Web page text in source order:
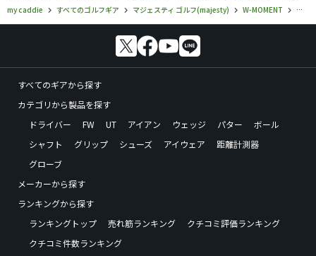
my caddie
すべてのゴルフギア マジェスティ ゴルフ(majesty) W-MOMENT マジ
すべてのギアから探す
カテゴリから製品を探す
ドライバー
FW UT アイアン ウェッジ パター
ボール
シャフト
グリップ シューズ アイウェア
距離計測器
グローブ
メーカーから探す
ランキングから探す
ランキングトップ
売れ筋ランキング
クチコミ評価ランキング
クチコミ件数ランキング